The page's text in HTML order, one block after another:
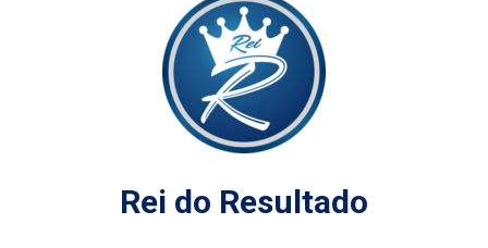
Rei do Resultado